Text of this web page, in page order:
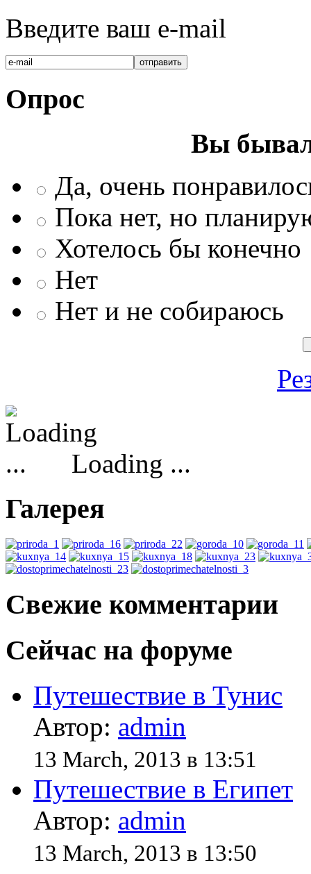
Введите ваш e-mail
Опрос
Вы
Да, очень
Пока нет, но
Хотелось бы конечно
Нет
Нет и не собираюсь
Loading ...
Галерея
Свежие комментарии
Сейчас на форуме
Путешествие в Тунис
Автор: admin
13 March, 2013 в 13:51
Путешествие в Египет
Автор: admin
13 March, 2013 в 13:50